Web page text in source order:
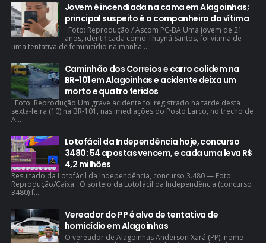
Jovem é incendiada na cama em Alagoinhas;
principal suspeito é o companheiro da vítima
Foto: Reprodução / Ascom PC-BA Uma jovem de 21
anos, identificada como Thayná Santos, foi vítima de
uma tentativa de feminicídio na manhã ...
Caminhão dos Correios e carro colidem na
BR-101 em Alagoinhas e acidente deixa um
morto e quatro feridos
Foto: Reprodução Um grave acidente foi registrado na tarde desta
sexta-feira (10) na BR-101, nas imediações do Posto Larco, no trecho de
A...
Lotofácil da Independência hoje, concurso
3480: 54 apostas vencem, e cada uma leva R$
4,2 milhões
Resultado da Lotofácil da Independência, concurso 3.480 — Foto:
Reprodução/Caixa O sorteio da Lotofácil da Independência (concurso
3480) f...
Vereador do PP é alvo de tentativa de
homicídio em Alagoinhas
O vereador de Alagoinhas Anderson Xará (PP), nome